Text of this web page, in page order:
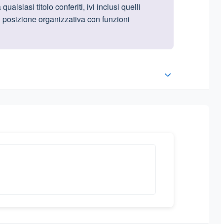
titolo conferiti, ivi inclusi quelli
organizzativa con funzioni